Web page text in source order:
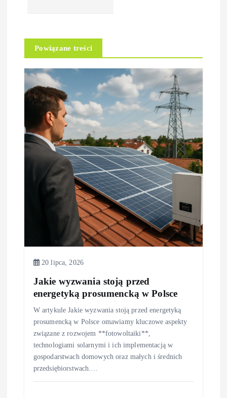
a
c
w
p
Powiązane treści
20 lipca, 2026
Jakie wyzwania stoją przed
energetyką prosumencką w Polsce
W artykule Jakie wyzwania stoją przed energetyką
prosumencką w Polsce omawiamy kluczowe aspekty
związane z rozwojem **fotowoltaiki**,
technologiami solarnymi i ich implementacją w
gospodarstwach domowych oraz małych i średnich
przedsiębiorstwach.…